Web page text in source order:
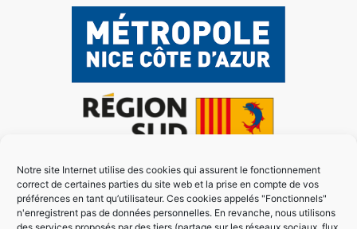
Notre site Internet utilise des cookies qui assurent le fonctionnement
correct de certaines parties du site web et la prise en compte de vos
préférences en tant qu’utilisateur. Ces cookies appelés "Fonctionnels"
n'enregistrent pas de données personnelles. En revanche, nous utilisons